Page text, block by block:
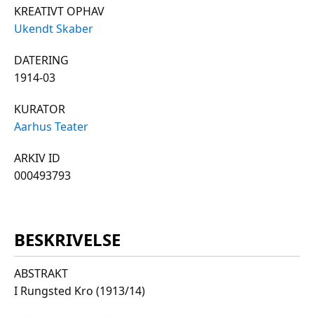
KREATIVT OPHAV
Ukendt Skaber
DATERING
1914-03
KURATOR
Aarhus Teater
ARKIV ID
000493793
BESKRIVELSE
ABSTRAKT
I Rungsted Kro (1913/14)